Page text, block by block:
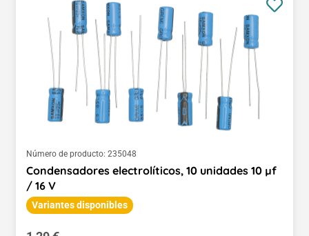
Número de producto: 235048
Condensadores electrolíticos, 10 unidades 10 µf
/ 16 V
Variantes disponibles